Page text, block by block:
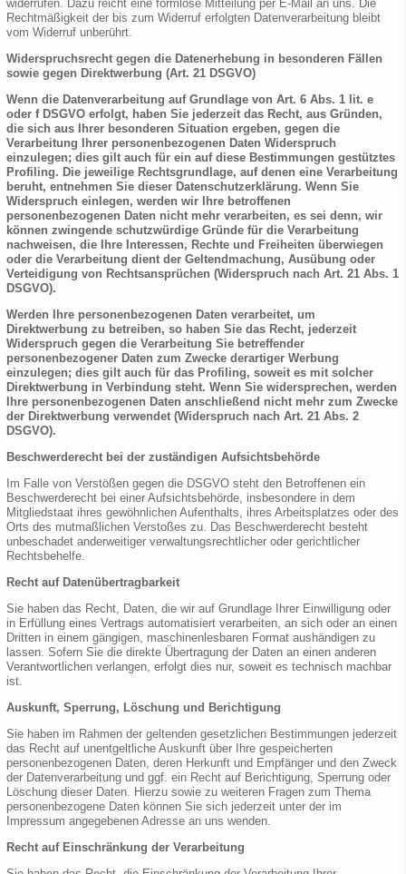
widerrufen. Dazu reicht eine formlose Mitteilung per E-Mail an uns. Die
Rechtmäßigkeit der bis zum Widerruf erfolgten Datenverarbeitung bleibt
vom Widerruf unberührt.
Widerspruchsrecht gegen die Datenerhebung in besonderen Fällen
sowie gegen Direktwerbung (Art. 21 DSGVO)
Wenn die Datenverarbeitung auf Grundlage von Art. 6 Abs. 1 lit. e
oder f DSGVO erfolgt, haben Sie jederzeit das Recht, aus Gründen,
die sich aus Ihrer besonderen Situation ergeben, gegen die
Verarbeitung Ihrer personenbezogenen Daten Widerspruch
einzulegen; dies gilt auch für ein auf diese Bestimmungen gestütztes
Profiling. Die jeweilige Rechtsgrundlage, auf denen eine Verarbeitung
beruht, entnehmen Sie dieser Datenschutzerklärung. Wenn Sie
Widerspruch einlegen, werden wir Ihre betroffenen
personenbezogenen Daten nicht mehr verarbeiten, es sei denn, wir
können zwingende schutzwürdige Gründe für die Verarbeitung
nachweisen, die Ihre Interessen, Rechte und Freiheiten überwiegen
oder die Verarbeitung dient der Geltendmachung, Ausübung oder
Verteidigung von Rechtsansprüchen (Widerspruch nach Art. 21 Abs. 1
DSGVO).
Werden Ihre personenbezogenen Daten verarbeitet, um
Direktwerbung zu betreiben, so haben Sie das Recht, jederzeit
Widerspruch gegen die Verarbeitung Sie betreffender
personenbezogener Daten zum Zwecke derartiger Werbung
einzulegen; dies gilt auch für das Profiling, soweit es mit solcher
Direktwerbung in Verbindung steht. Wenn Sie widersprechen, werden
Ihre personenbezogenen Daten anschließend nicht mehr zum Zwecke
der Direktwerbung verwendet (Widerspruch nach Art. 21 Abs. 2
DSGVO).
Beschwerderecht bei der zuständigen Aufsichtsbehörde
Im Falle von Verstößen gegen die DSGVO steht den Betroffenen ein
Beschwerderecht bei einer Aufsichtsbehörde, insbesondere in dem
Mitgliedstaat ihres gewöhnlichen Aufenthalts, ihres Arbeitsplatzes oder des
Orts des mutmaßlichen Verstoßes zu. Das Beschwerderecht besteht
unbeschadet anderweitiger verwaltungsrechtlicher oder gerichtlicher
Rechtsbehelfe.
Recht auf Datenübertragbarkeit
Sie haben das Recht, Daten, die wir auf Grundlage Ihrer Einwilligung oder
in Erfüllung eines Vertrags automatisiert verarbeiten, an sich oder an einen
Dritten in einem gängigen, maschinenlesbaren Format aushändigen zu
lassen. Sofern Sie die direkte Übertragung der Daten an einen anderen
Verantwortlichen verlangen, erfolgt dies nur, soweit es technisch machbar
ist.
Auskunft, Sperrung, Löschung und Berichtigung
Sie haben im Rahmen der geltenden gesetzlichen Bestimmungen jederzeit
das Recht auf unentgeltliche Auskunft über Ihre gespeicherten
personenbezogenen Daten, deren Herkunft und Empfänger und den Zweck
der Datenverarbeitung und ggf. ein Recht auf Berichtigung, Sperrung oder
Löschung dieser Daten. Hierzu sowie zu weiteren Fragen zum Thema
personenbezogene Daten können Sie sich jederzeit unter der im
Impressum angegebenen Adresse an uns wenden.
Recht auf Einschränkung der Verarbeitung